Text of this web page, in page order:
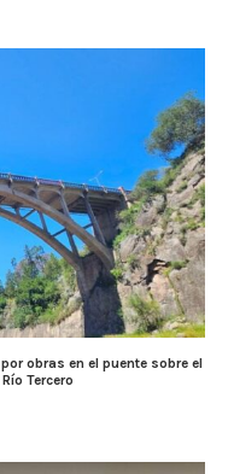
obras en el puente sobre el
Tercero